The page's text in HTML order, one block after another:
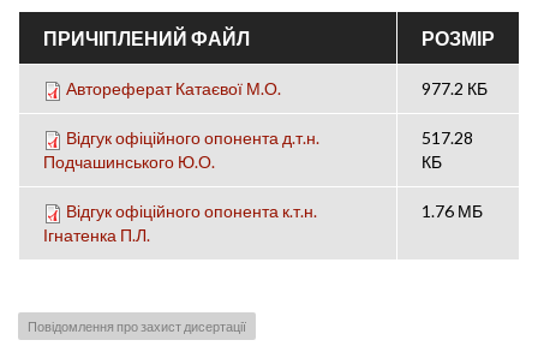
ПРИЧІПЛЕНИЙ ФАЙЛ РОЗМІР
Автореферат Катаєвої М.О. 977.2 КБ
Відгук офіційного опонента д.т.н.
Подчашинського Ю.О.
517.28
КБ
Відгук офіційного опонента к.т.н.
Ігнатенка П.Л.
1.76 МБ
Повідомлення про захист дисертації